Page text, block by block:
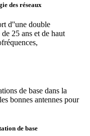
des réseaux
d''une double
25 ans et de haut
de base dans la
bonnes antennes pour
de base